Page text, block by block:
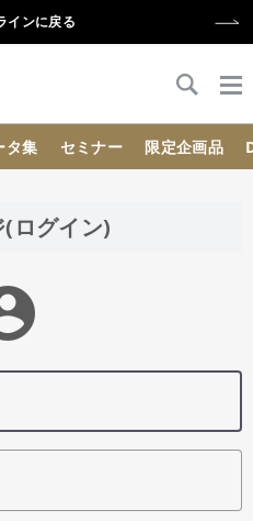
インに戻る
タ集 セミナー 限定企画品
ログイン)